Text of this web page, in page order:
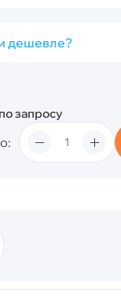
дешевле?
запросу